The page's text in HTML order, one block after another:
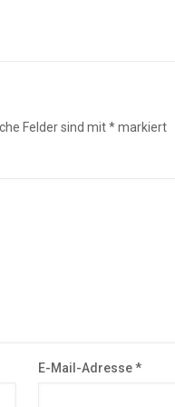
Felder sind mit*markiert
E-Mail-Adresse*